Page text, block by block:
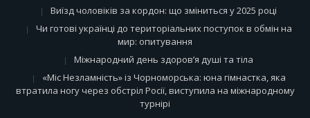
Виїзд чоловіків за кордон: що зміниться у 2025 році
Чи готові українці до територіальних поступок в обмін на
мир: опитування
Міжнародний день здоров’я душі та тіла
«Міс Незламність» із Чорноморська: юна гімнастка, яка
втратила ногу через обстріл Росії, виступила на міжнародному
турнірі